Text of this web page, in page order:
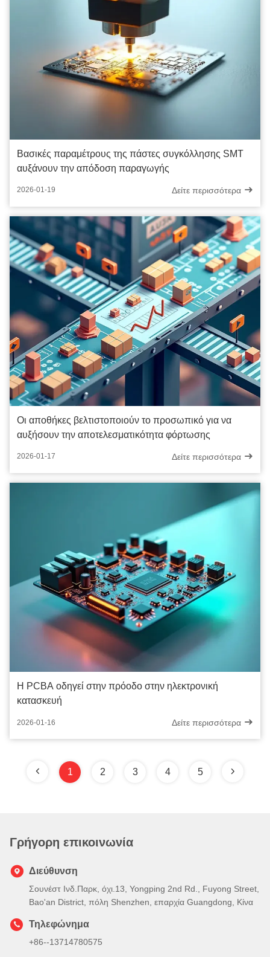
Βασικές παραμέτρους της πάστες συγκόλλησης SMT
αυξάνουν την απόδοση παραγωγής
2026-01-19 Δείτε περισσότερα
Οι αποθήκες βελτιστοποιούν το προσωπικό για να
αυξήσουν την αποτελεσματικότητα φόρτωσης
2026-01-17 Δείτε περισσότερα
Η PCBA οδηγεί στην πρόοδο στην ηλεκτρονική
κατασκευή
2026-01-16 Δείτε περισσότερα
1 2 3 4 5
Γρήγορη επικοινωνία
Διεύθυνση
Σουνέστ Ινδ.Παρκ, όχι.13, Yongping 2nd Rd., Fuyong Street,
Bao'an District, πόλη Shenzhen, επαρχία Guangdong, Κίνα
Τηλεφώνημα
+86--13714780575